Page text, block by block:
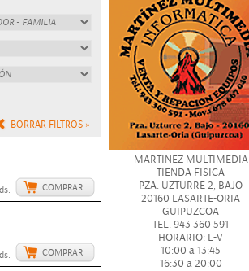
BORRAR FILTROS »
COMPRAR
COMPRAR
MARTINEZ MULTIMEDIA
TIENDA FISICA
PZA. UZTURRE 2, BAJO
20160 LASARTE-ORIA
GUIPUZCOA
TEL. 943 360 591
HORARIO: L-V
10:00 a 13:45
16:30 a 20:00